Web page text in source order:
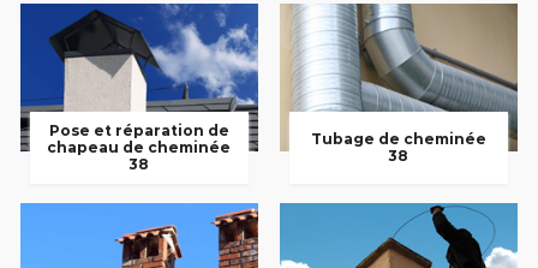
Pose et réparation de
chapeau de cheminée
38
Tubage de cheminée
38